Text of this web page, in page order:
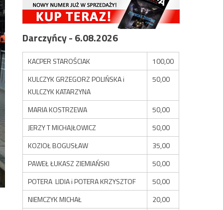
Darczyńcy - 6.08.2026
KACPER STAROŚCIAK
100,00
KULCZYK GRZEGORZ POLIŃSKA i
KULCZYK KATARZYNA
50,00
MARIA KOSTRZEWA
50,00
JERZY T MICHAJŁOWICZ
50,00
KOZIOŁ BOGUSŁAW
35,00
PAWEŁ ŁUKASZ ZIEMIAŃSKI
50,00
POTERA LIDIA i POTERA KRZYSZTOF
50,00
NIEMCZYK MICHAŁ
20,00